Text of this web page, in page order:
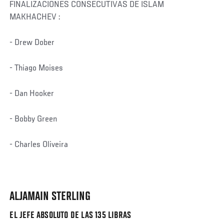
FINALIZACIONES CONSECUTIVAS DE ISLAM
MAKHACHEV :
- Drew Dober
- Thiago Moises
- Dan Hooker
- Bobby Green
- Charles Oliveira
ALJAMAIN STERLING
EL JEFE ABSOLUTO DE LAS 135 LIBRAS